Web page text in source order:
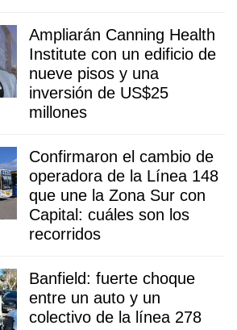
Ampliarán Canning Health
Institute con un edificio de
nueve pisos y una
inversión de US$25
millones
Confirmaron el cambio de
operadora de la Línea 148
que une la Zona Sur con
Capital: cuáles son los
recorridos
Banfield: fuerte choque
entre un auto y un
colectivo de la línea 278